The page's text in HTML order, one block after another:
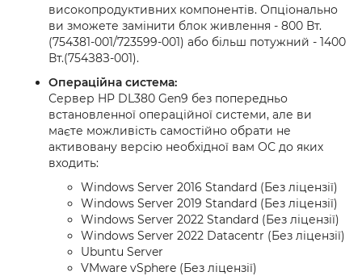
високопродуктивних компонентів. Опціонально
ви зможете замінити блок живлення - 800 Вт.
(754381-001/723599-001) або більш потужний - 1400
Вт.(754З8З-001).
Операційна система:
Сервер HP DL380 Gen9 без попередньо
встановленної операційної системи, але ви
маєте можливість самостійно обрати не
активовану версію необхідної вам ОС до яких
входить:
Windows Server 2016 Standard (Без ліцензії)
Windows Server 2019 Standard (Без ліцензії)
Windows Server 2022 Standard (Без ліцензії)
Windows Server 2022 Datacentr (Без ліцензії)
Ubuntu Server
VMware vSphere (Без ліцензії)